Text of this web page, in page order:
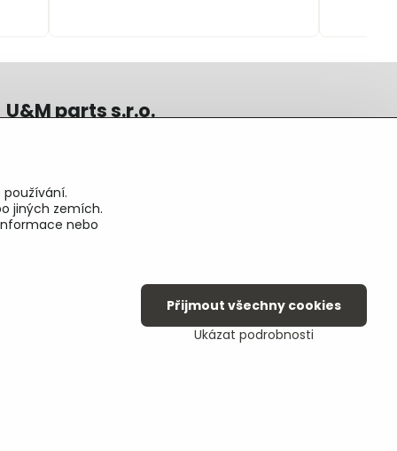
U&M parts s.r.o.
IČ 25930184
DIČ CZ25930184
ču.2500391705/2010
jiných zemích.
nebo
Ukázat podrobnosti
Přijmout všechny cookies